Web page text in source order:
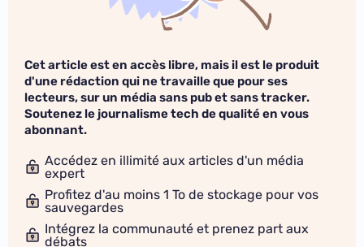
Cet article est en accès libre, mais il est le produit
d'une rédaction qui ne travaille que pour ses
lecteurs, sur un média sans pub et sans tracker.
Soutenez le journalisme tech de qualité en vous
abonnant.
Accédez en illimité aux articles d'un média
expert
Profitez d'au moins 1 To de stockage pour vos
sauvegardes
Intégrez la communauté et prenez part aux
débats